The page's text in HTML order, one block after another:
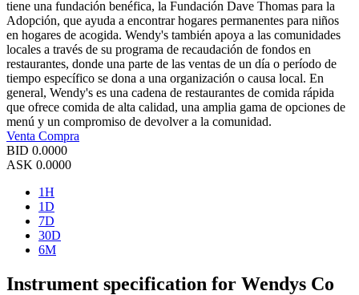
tiene una fundación benéfica, la Fundación Dave Thomas para la
Adopción, que ayuda a encontrar hogares permanentes para niños
en hogares de acogida. Wendy's también apoya a las comunidades
locales a través de su programa de recaudación de fondos en
restaurantes, donde una parte de las ventas de un día o período de
tiempo específico se dona a una organización o causa local. En
general, Wendy's es una cadena de restaurantes de comida rápida
que ofrece comida de alta calidad, una amplia gama de opciones de
menú y un compromiso de devolver a la comunidad.
Venta Compra
BID 0.0000
ASK 0.0000
1H
1D
7D
30D
6M
Instrument specification for Wendys Co